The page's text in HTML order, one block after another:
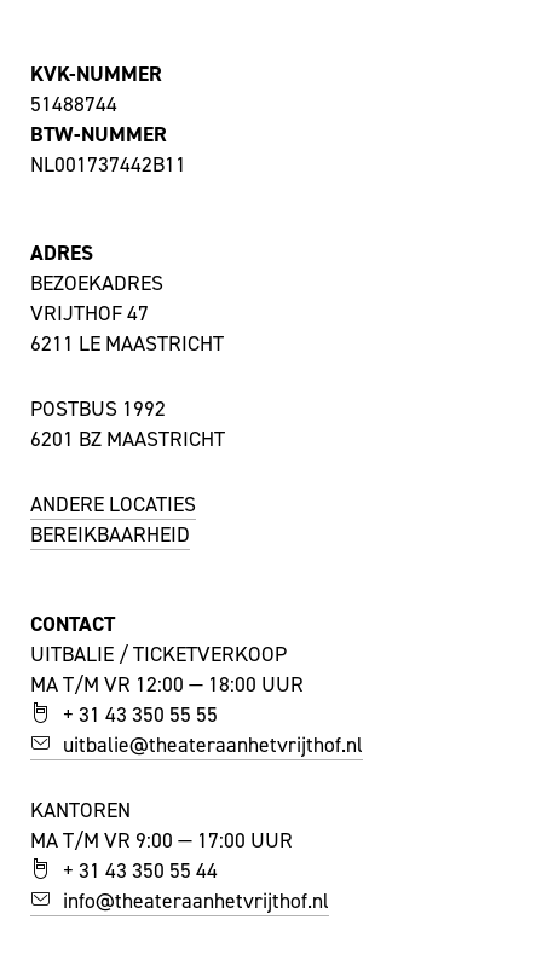
KVK-NUMMER
51488744
BTW-NUMMER
NL001737442B11
ADRES
BEZOEKADRES
VRIJTHOF 47
6211 LE MAASTRICHT
POSTBUS 1992
6201 BZ MAASTRICHT
ANDERE LOCATIES
BEREIKBAARHEID
CONTACT
UITBALIE / TICKETVERKOOP
MA T/M VR 12:00 — 18:00 UUR
+ 31 43 350 55 55
uitbalie@theateraanhetvrijthof.nl
KANTOREN
MA T/M VR 9:00 — 17:00 UUR
+ 31 43 350 55 44
info@theateraanhetvrijthof.nl